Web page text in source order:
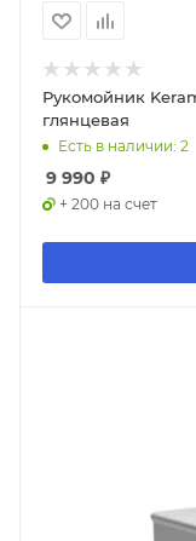
Рукомойник
глянцевая
Есть в наличии: 2
9 990 ₽
+ 200 на счет